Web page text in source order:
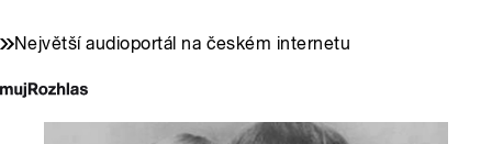
Největší audioportál na českém internetu